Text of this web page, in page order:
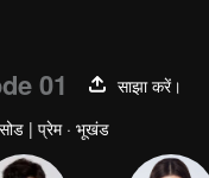
01
साझा करें।
| प्रेम · भूखंड